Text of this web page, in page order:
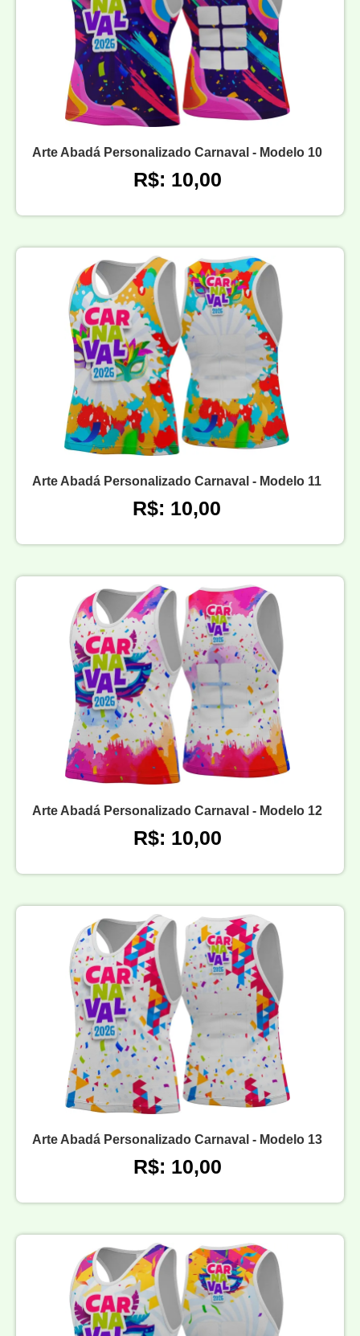
Arte Abadá Personalizado Carnaval - Modelo 10
R$: 10,00
Arte Abadá Personalizado Carnaval - Modelo 11
R$: 10,00
Arte Abadá Personalizado Carnaval - Modelo 12
R$: 10,00
Arte Abadá Personalizado Carnaval - Modelo 13
R$: 10,00